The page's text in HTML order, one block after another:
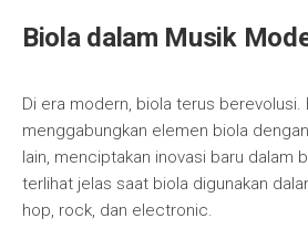
Biola dalam Musik
Di era modern, biola terus berevolusi.
menggabungkan elemen biola
lain, menciptakan inovasi baru dalam
terlihat jelas saat biola digunakan
hop, rock, dan electronic.